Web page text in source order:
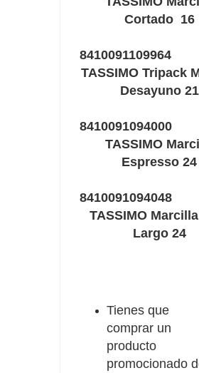
Cortado 16
TASSIMO Tripack
Desayuno 21
TASSIMO
Espresso 24
TASSIMO
Largo 24
Tienes que
comprar un
producto
promocionado